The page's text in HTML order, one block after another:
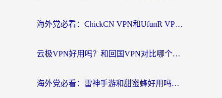
海外党必看：ChickCN VPN和UfunR VPN对比哪个回国效果更好？附实用选择指南
云极VPN好用吗？和回国VPN对比哪个回国效果更好？海外党亲测避坑指南
海外党必看：雷神手游和甜蜜蜂好用吗？3步选对回国加速器无缝刷国内资源